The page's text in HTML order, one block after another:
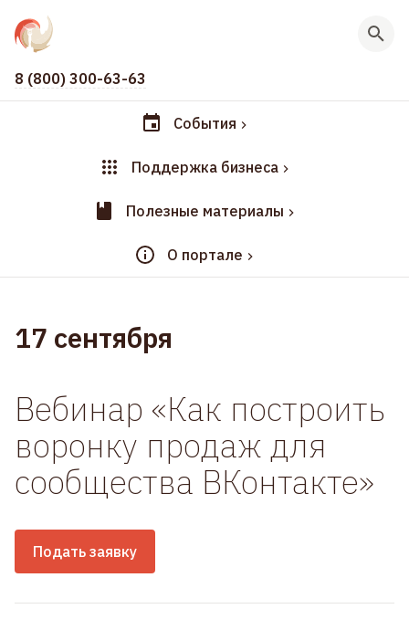
8 (800) 300-63-63
События
Поддержка бизнеса
Полезные материалы
О портале
17 сентября
Вебинар «Как построить
воронку продаж для
сообщества ВКонтакте»
Подать заявку